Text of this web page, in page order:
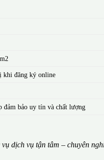
khi đăng ký online
đảm bảo uy tín và chất lượng
dịch vụ tận tâm – chuyên